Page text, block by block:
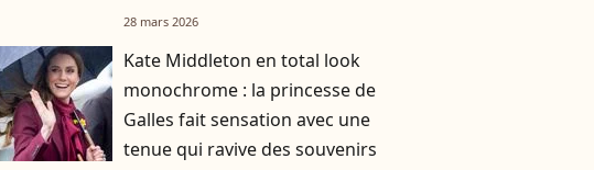
François d'Assise-Nicolas Barré
28 mars 2026
Kate Middleton en total look
monochrome : la princesse de
Galles fait sensation avec une
tenue qui ravive des souvenirs